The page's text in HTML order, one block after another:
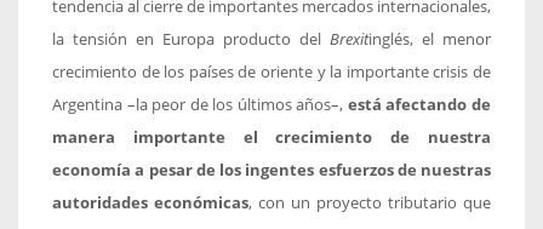
tendencia al cierre de importantes mercados internacionales,
la tensión en Europa producto del Brexitinglés, el menor
crecimiento de los países de oriente y la importante crisis de
Argentina –la peor de los últimos años–, está afectando de
manera importante el crecimiento de nuestra
economía a pesar de los ingentes esfuerzos de nuestras
autoridades económicas, con un proyecto tributario que